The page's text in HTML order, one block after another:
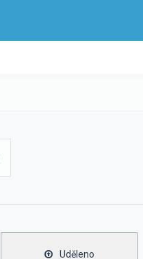
Uděleno